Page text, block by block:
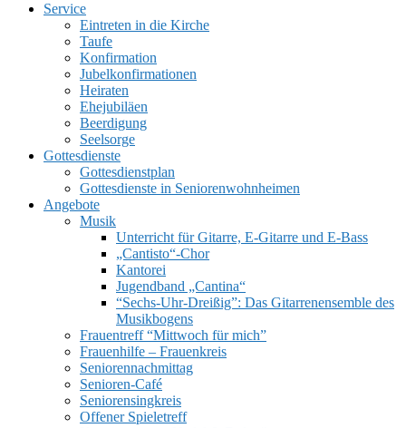
SUCHE
UMSCHALTEN
Service
Eintreten in die Kirche
Taufe
Konfirmation
Jubelkonfirmationen
Heiraten
Ehejubiläen
Beerdigung
Seelsorge
Gottesdienste
Gottesdienstplan
Gottesdienste in Seniorenwohnheimen
Angebote
Musik
Unterricht für Gitarre, E‑Gitarre und E‑Bass
„Cantisto“-Chor
Kantorei
Jugendband „Cantina“
“Sechs-Uhr-Dreißig”: Das Gitarrenensemble des
Musikbogens
Frauentreff “Mittwoch für mich”
Frauenhilfe – Frauenkreis
Seniorennachmittag
Senioren-Café
Seniorensingkreis
Offener Spieletreff